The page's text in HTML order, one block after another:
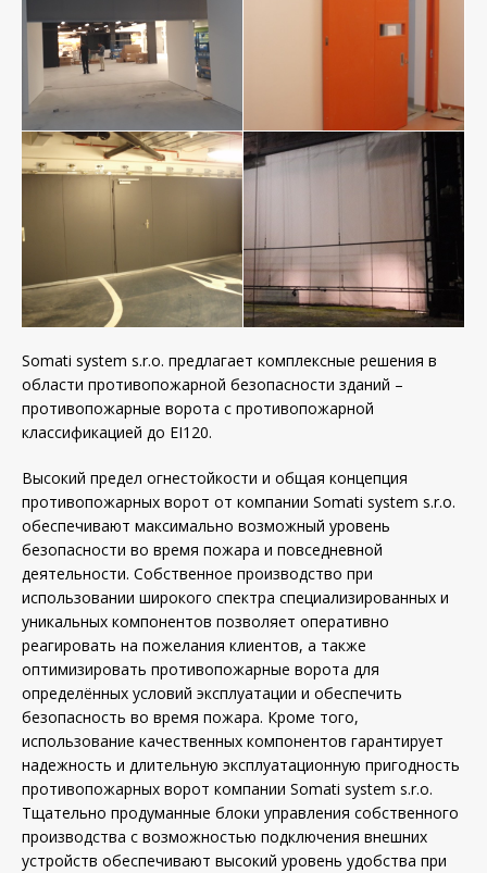
Somati system s.r.o. предлагает комплексные решения в
области противопожарной безопасности зданий –
противопожарные ворота с противопожарной
классификацией до EI120.
Высокий предел огнестойкости и общая концепция
противопожарных ворот от компании Somati system s.r.o.
обеспечивают максимально возможный уровень
безопасности во время пожара и повседневной
деятельности. Собственное производство при
использовании широкого спектра специализированных и
уникальных компонентов позволяет оперативно
реагировать на пожелания клиентов, а также
оптимизировать противопожарные ворота для
определённых условий эксплуатации и обеспечить
безопасность во время пожара. Кроме того,
использование качественных компонентов гарантирует
надежность и длительную эксплуатационную пригодность
противопожарных ворот компании Somati system s.r.o.
Тщательно продуманные блоки управления собственного
производства с возможностью подключения внешних
устройств обеспечивают высокий уровень удобства при